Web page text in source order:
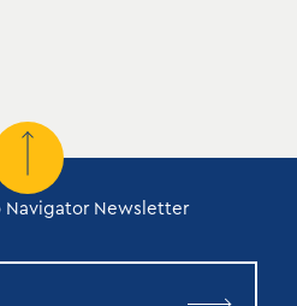
Navigator Newsletter